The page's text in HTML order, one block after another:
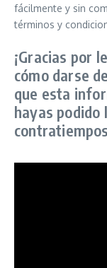
fácilmente y sin
términos y
¡Gracias por
cómo darse
que esta
hayas podido